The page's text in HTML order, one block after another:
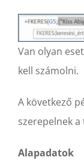
Van olyan
kell számolni.
A következő
szerepelnek
Alapadatok